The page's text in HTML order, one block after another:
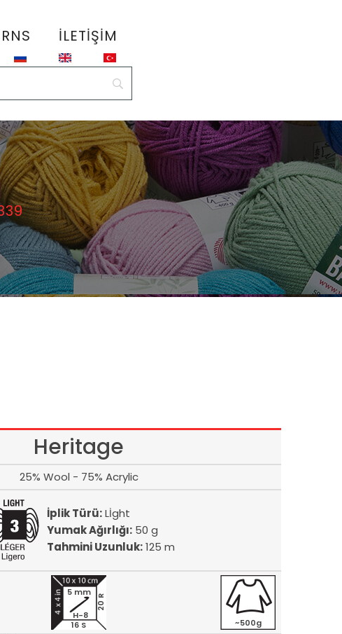
İLETIŞIM
Heritage
25% Wool - 75% Acrylic
İplik Türü:Lİght
Yumak Ağırlığı: 50 g
Tahmini Uzunluk:125 m
16 S
20 R
5 mm
H-8
~500g